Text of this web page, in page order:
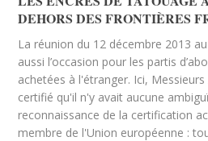
DEHORS DES FRONTIÈRES
La réunion du 12 décembre 2013
aussi l’occasion pour les partis
achetées à l'étranger. Ici,
certifié qu'il n'y avait aucune
reconnaissance de la certification
membre de l'Union européenne :